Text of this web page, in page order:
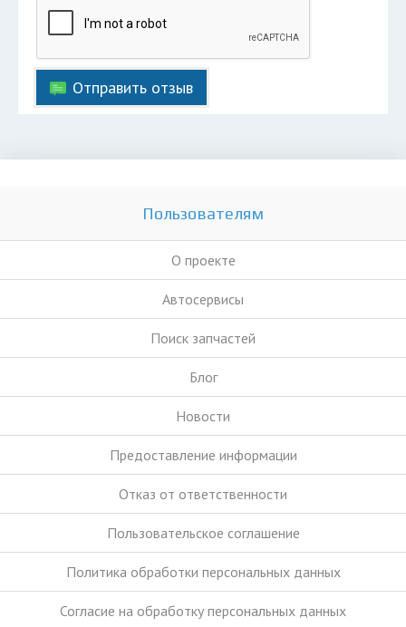
Отправить отзыв
Пользователям
О проекте
Автосервисы
Поиск запчастей
Блог
Новости
Предоставление информации
Отказ от ответственности
Пользовательское соглашение
Политика обработки персональных данных
Согласие на обработку персональных данных